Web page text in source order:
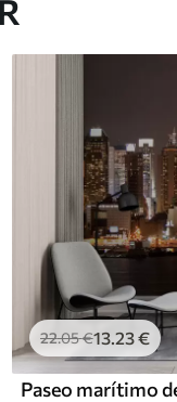
22.05€13.23€
Paseo marítimo